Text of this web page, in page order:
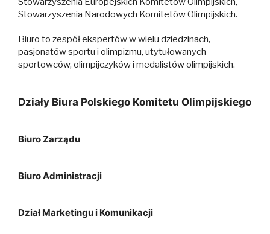
Stowarzyszenia Narodowych Komitetów Olimpijskich.
Biuro to zespół ekspertów w wielu dziedzinach,
pasjonatów sportu i olimpizmu, utytułowanych
sportowców, olimpijczyków i medalistów olimpijskich.
Działy Biura Polskiego Komitetu Olimpijskiego
Biuro Zarządu
Biuro Administracji
Dział Marketingu i Komunikacji